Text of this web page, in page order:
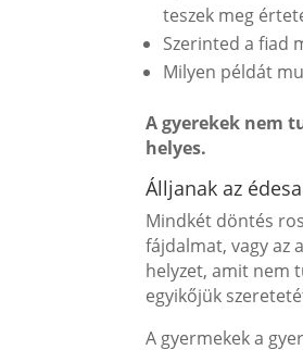
teszek meg
Szerinted a fiad
Milyen példát
A gyerekek nem
helyes.
Álljanak az
Mindkét döntés
fájdalmat, vagy az
helyzet, amit nem
egyikőjük
A gyermekek a